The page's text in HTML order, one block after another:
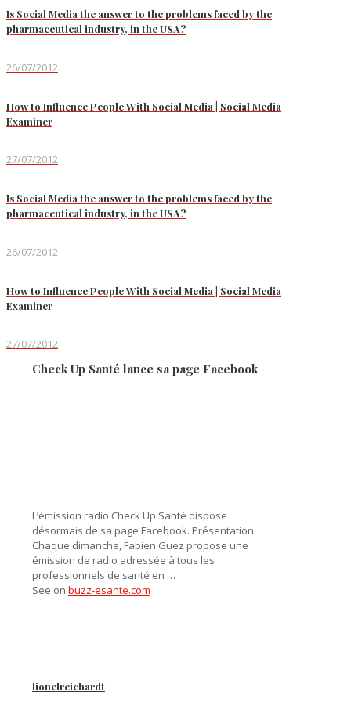
Is Social Media the answer to the problems faced by the
pharmaceutical industry, in the USA?
26/07/2012
How to Influence People With Social Media | Social Media
Examiner
27/07/2012
Is Social Media the answer to the problems faced by the
pharmaceutical industry, in the USA?
26/07/2012
How to Influence People With Social Media | Social Media
Examiner
27/07/2012
Check Up Santé lance sa page Facebook
L’émission radio Check Up Santé dispose
désormais de sa page Facebook. Présentation.
Chaque dimanche, Fabien Guez propose une
émission de radio adressée à tous les
professionnels de santé en …
See on buzz-esante.com
lionelreichardt